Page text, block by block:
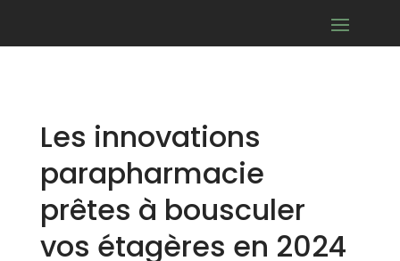
Les innovations
parapharmacie
prêtes à bousculer
vos étagères en 2024